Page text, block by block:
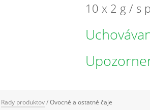
10 x 2 g / s
Rady produktov/Ovocné a ostatné čaje